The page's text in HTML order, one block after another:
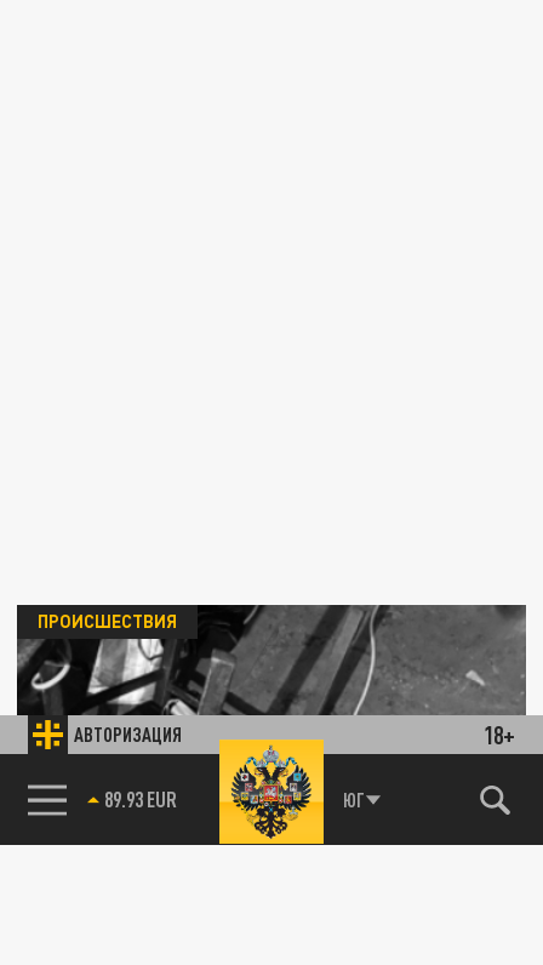
АВТОРИЗАЦИЯ 18+
85.64 BRENT ЮГ
В Староминском районе мужчина задушил
знакомого кабелем от телевизора
ПРОИСШЕСТВИЯ